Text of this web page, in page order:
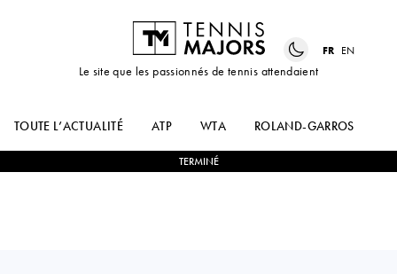
Le site que les passionnés de tennis attendaient
FR EN
TOUTE L’ACTUALITÉ ATP WTA ROLAND-GARROS
TERMINÉ